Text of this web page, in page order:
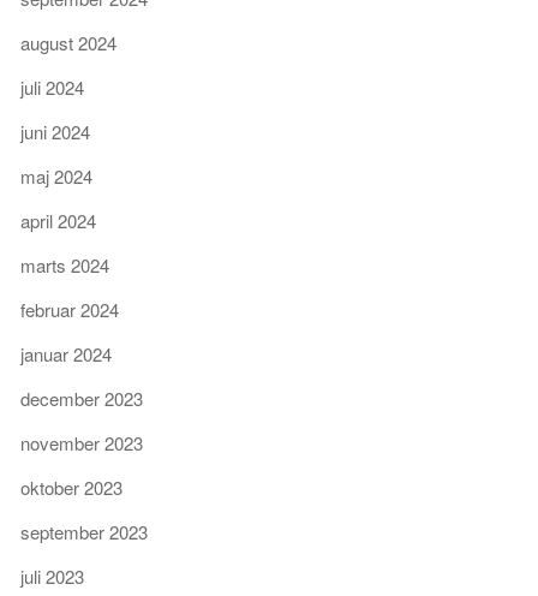
august 2024
juli 2024
juni 2024
maj 2024
april 2024
marts 2024
februar 2024
januar 2024
december 2023
november 2023
oktober 2023
september 2023
juli 2023